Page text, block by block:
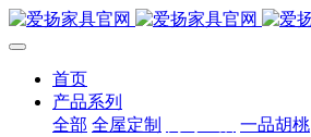
首页
产品系列
全部 全屋定制 一品胡桃